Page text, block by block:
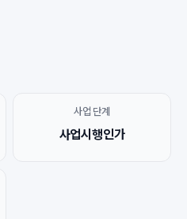
사업 단계
사업시행인가